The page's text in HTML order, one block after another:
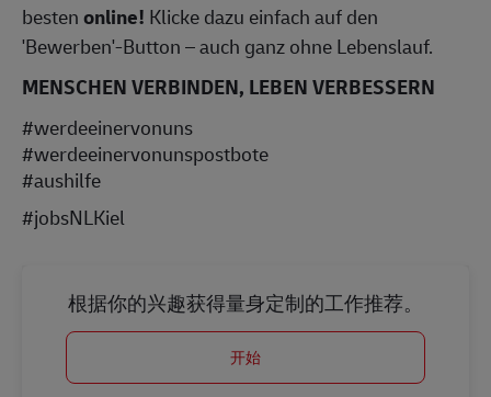
bestenonline! Klicke dazu einfach auf den
'Bewerben'-Button – auch ganz ohne Lebenslauf.
MENSCHEN VERBINDEN, LEBEN VERBESSERN
#werdeeinervonuns
#werdeeinervonunspostbote
#aushilfe
#jobsNLKiel
根据你的兴趣获得量身定制的工作推荐。
开始